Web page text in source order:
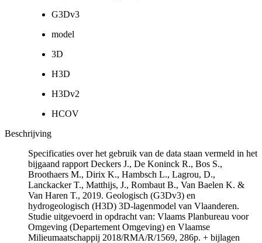
G3Dv3
model
3D
H3D
H3Dv2
HCOV
Beschrijving
Specificaties over het gebruik van de data staan vermeld in het
bijgaand rapport Deckers J., De Koninck R., Bos S.,
Broothaers M., Dirix K., Hambsch L., Lagrou, D.,
Lanckacker T., Matthijs, J., Rombaut B., Van Baelen K. &
Van Haren T., 2019. Geologisch (G3Dv3) en
hydrogeologisch (H3D) 3D-lagenmodel van Vlaanderen.
Studie uitgevoerd in opdracht van: Vlaams Planbureau voor
Omgeving (Departement Omgeving) en Vlaamse
Milieumaatschappij 2018/RMA/R/1569, 286p. + bijlagen